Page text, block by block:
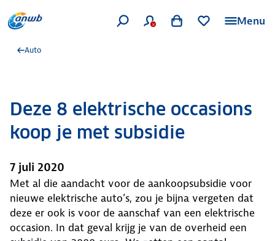
Menu
Auto
Deze 8 elektrische occasions
koop je met subsidie
7 juli 2020
Met al die aandacht voor de aankoopsubsidie voor
nieuwe elektrische auto’s, zou je bijna vergeten dat
deze er ook is voor de aanschaf van een elektrische
occasion. In dat geval krijg je van de overheid een